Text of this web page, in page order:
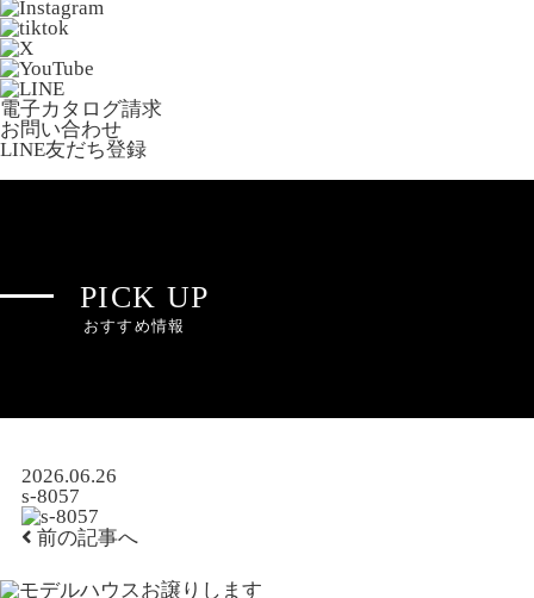
電子カタログ請求
お問い合わせ
LINE友だち登録
PICK UP
おすすめ情報
2026.06.26
s-8057
前の記事へ